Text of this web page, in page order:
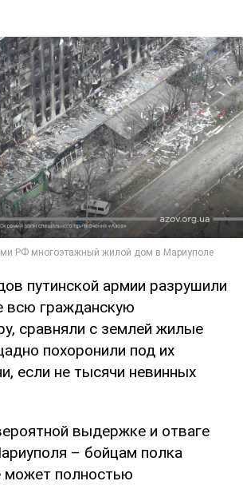
путинской армии разрушили
всю гражданскую
сравняли с землей жилые
похоронили под их
если не тысячи невинных
выдержке и отваге
– бойцам полка
может полностью